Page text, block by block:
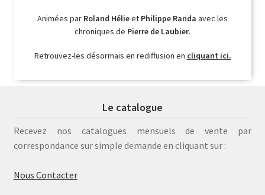
Animées par Roland Hélieet Philippe Randa avec les
chroniques de Pierre de Laubier.
Retrouvez-les désormais en rediffusion en cliquant ici.
Le catalogue
Recevez nos catalogues mensuels de vente par
correspondance sur simple demande en cliquant sur :
Nous Contacter